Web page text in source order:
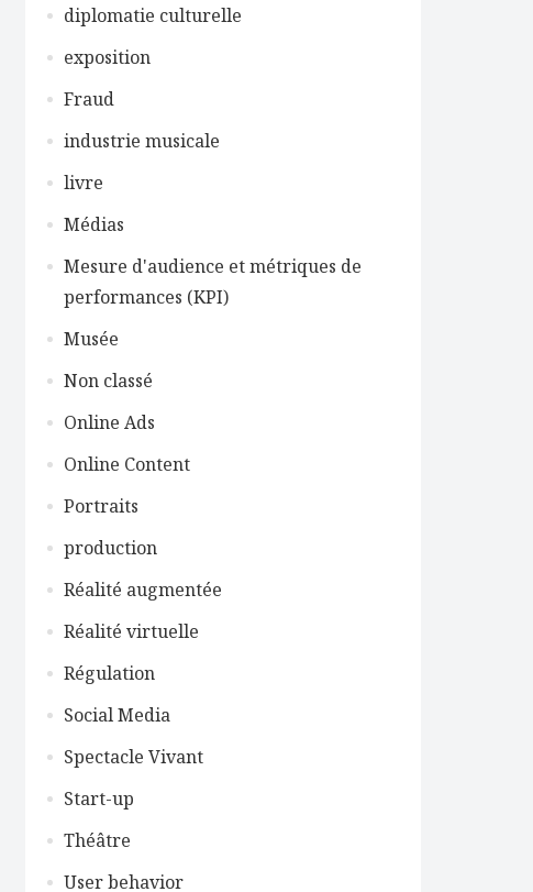
diplomatie culturelle
exposition
Fraud
industrie musicale
livre
Médias
Mesure d'audience et métriques de
performances (KPI)
Musée
Non classé
Online Ads
Online Content
Portraits
production
Réalité augmentée
Réalité virtuelle
Régulation
Social Media
Spectacle Vivant
Start-up
Théâtre
User behavior